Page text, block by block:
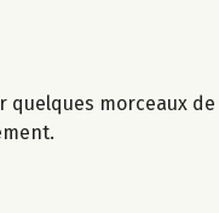
morceaux